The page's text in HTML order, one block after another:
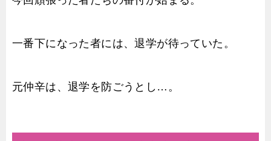
一番下になった者には、退学が待っていた。
元仲辛は、退学を防ごうとし…。